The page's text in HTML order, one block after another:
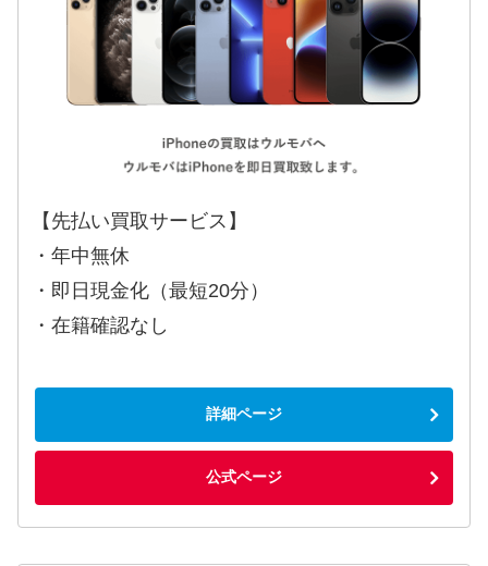
【先払い買取サービス】
・年中無休
・即日現金化（最短20分）
・在籍確認なし
詳細ページ
公式ページ